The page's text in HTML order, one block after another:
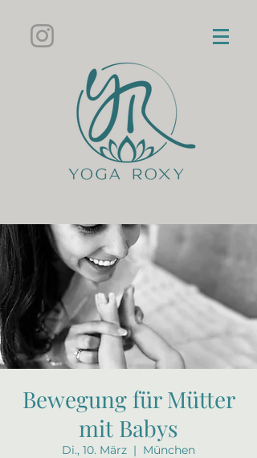
Bewegung für Mütter
mit Babys
Di., 10. März
  |
München